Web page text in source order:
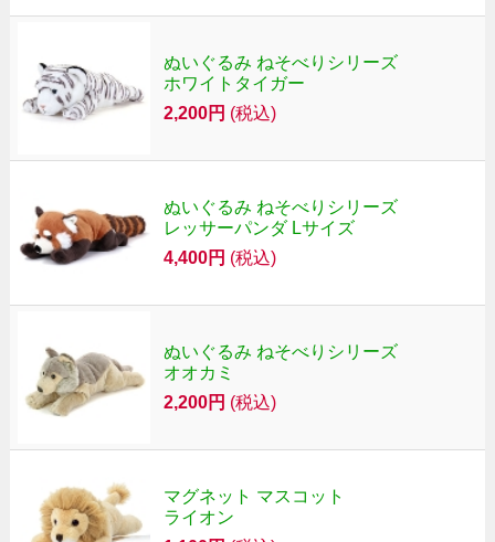
ぬいぐるみ ねそべりシリーズ
ホワイトタイガー
2,200円 (税込)
ぬいぐるみ ねそべりシリーズ
レッサーパンダ Lサイズ
4,400円 (税込)
ぬいぐるみ ねそべりシリーズ
オオカミ
2,200円 (税込)
マグネット マスコット
ライオン